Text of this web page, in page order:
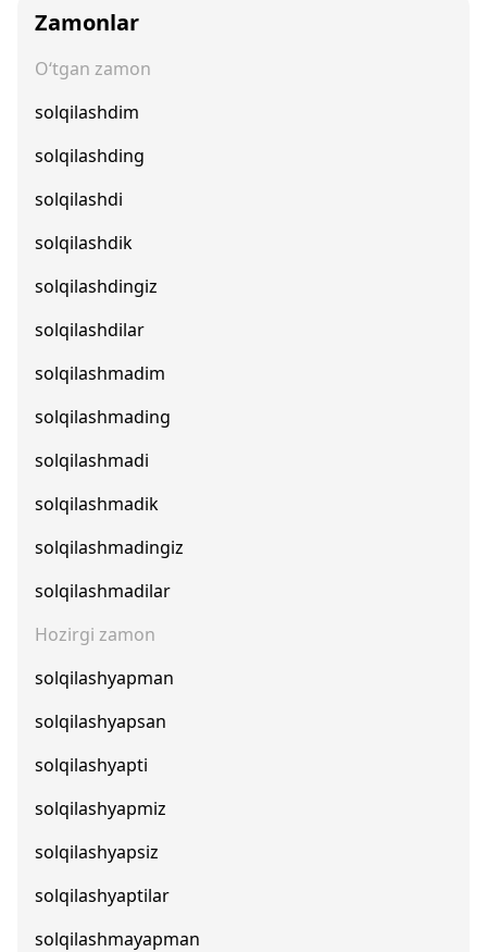
Zamonlar
O‘tgan zamon
solqilashdim
solqilashding
solqilashdi
solqilashdik
solqilashdingiz
solqilashdilar
solqilashmadim
solqilashmading
solqilashmadi
solqilashmadik
solqilashmadingiz
solqilashmadilar
Hozirgi zamon
solqilashyapman
solqilashyapsan
solqilashyapti
solqilashyapmiz
solqilashyapsiz
solqilashyaptilar
solqilashmayapman